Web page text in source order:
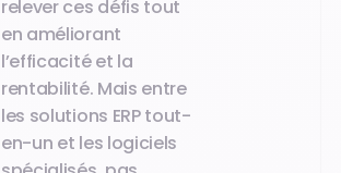
relever ces défis tout
en améliorant
l’efficacité et la
rentabilité. Mais entre
les solutions ERP tout-
en-un et les logiciels